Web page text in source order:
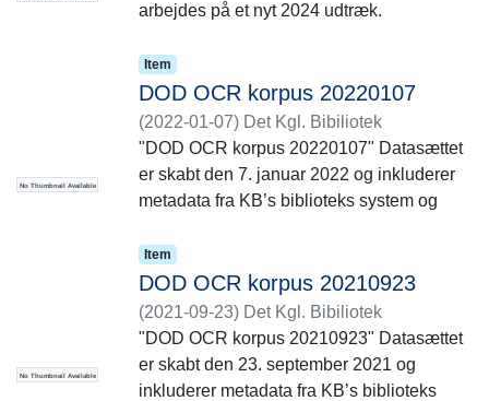
arbejdes på et nyt 2024 udtræk.
"DOD OCR korpus 20240416" Datasættet
er skabt den 16. april 2024 og inkluderer
metadata fra KB’s biblioteks system og
OCR udtrukne tekster fra pdf’erne som er
uden for ophavsret.
No Thumbnail Available
Item
DOD OCR korpus 20220107
(2022-01-07) Det Kgl. Bibiliotek
"DOD OCR korpus 20220107" Datasættet
er skabt den 7. januar 2022 og inkluderer
metadata fra KB’s biblioteks system og
uden for ophavsret.
No Thumbnail Available
Item
DOD OCR korpus 20210923
(2021-09-23) Det Kgl. Bibiliotek
"DOD OCR korpus 20210923" Datasættet
er skabt den 23. september 2021 og
inkluderer metadata fra KB’s biblioteks